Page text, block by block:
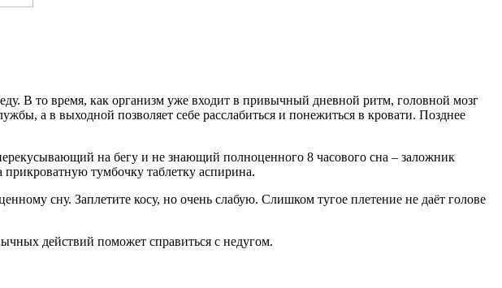
В то время, как организм уже входит в привычный дневной ритм, головной мозг
а в выходной позволяет себе расслабиться и понежиться в кровати. Позднее
на бегу и не знающий полноценного 8 часового сна – заложник
тумбочку таблетку аспирина.
сну. Заплетите косу, но очень слабую. Слишком тугое плетение не даёт голове
действий поможет справиться с недугом.